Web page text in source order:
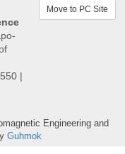
|
Move to PC Site
Engineering and
Guhmok